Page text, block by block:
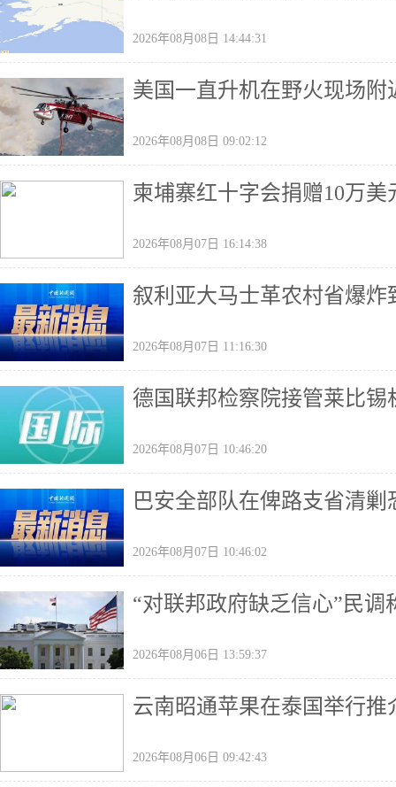
2026年08月08日 14:44:31
美国一直升机在野火现场
2026年08月08日 09:02:12
柬埔寨红十字会捐赠10万
2026年08月07日 16:14:38
叙利亚大马士革农村省爆炸
2026年08月07日 11:16:30
德国联邦检察院接管莱比
2026年08月07日 10:46:20
巴安全部队在俾路支省清
2026年08月07日 10:46:02
“对联邦政府缺乏信心”民
2026年08月06日 13:59:37
云南昭通苹果在泰国举行推
2026年08月06日 09:42:43